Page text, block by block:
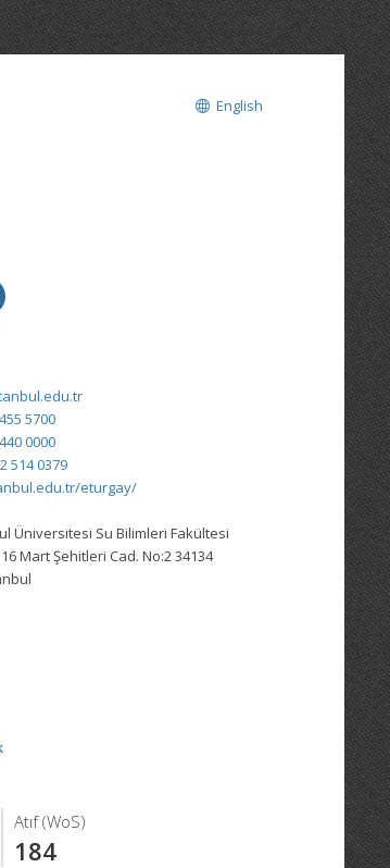
English
5700
0000
514 0379
eturgay/
Üniversitesi Su Bilimleri Fakültesi
Mart Şehitleri Cad. No:2 34134
Atıf (WoS)
184